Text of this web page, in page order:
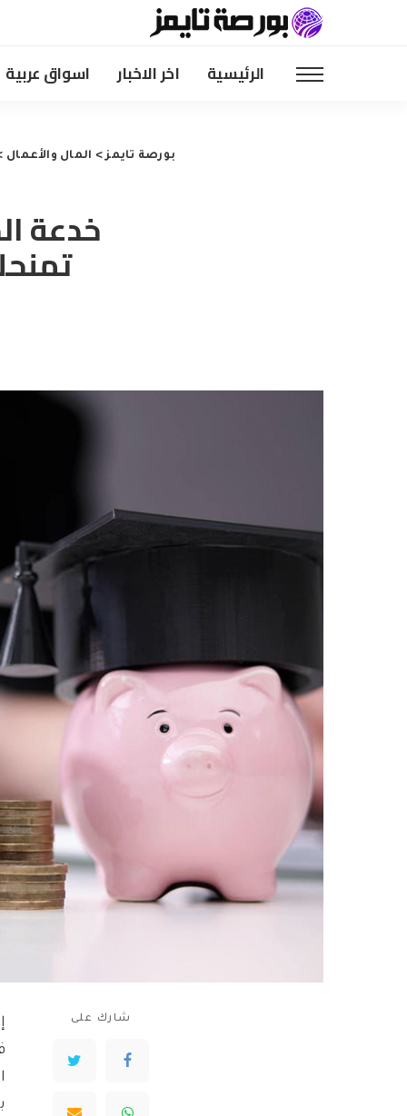
الرئيسية اخر الاخبار اسواق عربية
بورصة تايمز> المال والأعمال
خدعة
شارك على